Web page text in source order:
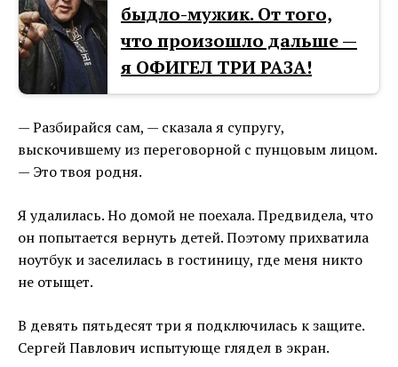
быдло-мужик. От того,
что произошло дальше —
я ОФИГЕЛ ТРИ РАЗА!
— Разбирайся сам, — сказала я супругу,
выскочившему из переговорной с пунцовым лицом.
— Это твоя родня.
Я удалилась. Но домой не поехала. Предвидела, что
он попытается вернуть детей. Поэтому прихватила
ноутбук и заселилась в гостиницу, где меня никто
не отыщет.
В девять пятьдесят три я подключилась к защите.
Сергей Павлович испытующе глядел в экран.